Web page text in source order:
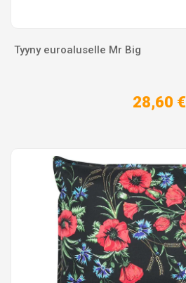
Tyyny euroaluselle Mr Big
28,60 €